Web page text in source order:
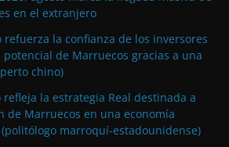
en el extranjero
refuerza la confianza de los inversores
de Marruecos gracias a una
chino)
la estrategia Real destinada a
de Marruecos en una economía
marroquí-estadounidense)